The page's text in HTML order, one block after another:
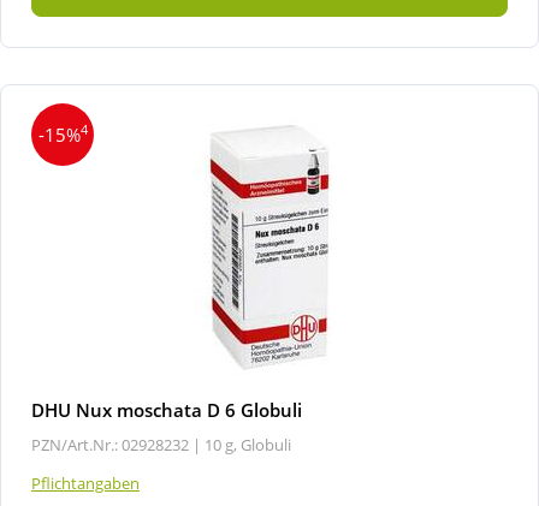
-15%4
DHU Nux moschata D 6 Globuli
PZN/Art.Nr.: 02928232 | 10 g, Globuli
Pflichtangaben